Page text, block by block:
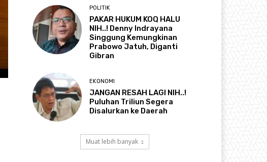
POLITIK
PAKAR HUKUM KOQ HALU
NIH..! Denny Indrayana
Singgung Kemungkinan
Prabowo Jatuh, Diganti
Gibran
EKONOMI
JANGAN RESAH LAGI NIH..!
Puluhan Triliun Segera
Disalurkan ke Daerah
Muat lebih banyak